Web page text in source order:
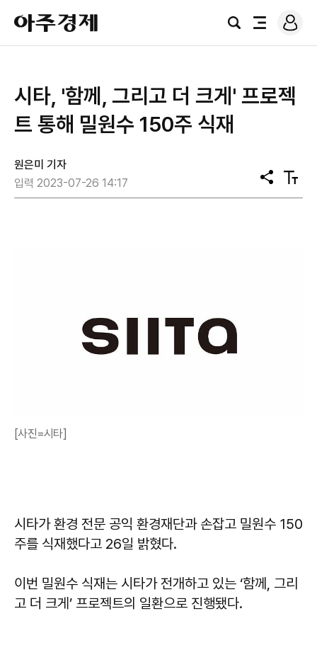
아
주
경
검
전
로
그
시타, '함께, 그리고 더 크게' 프로젝
트 통해 밀원수 150주 식재
원은미 기자
입력 2023-07-26 14:17
공
유
텍
스
[사진=시타]
시타가 환경 전문 공익 환경재단과 손잡고 밀원수 150
주를 식재했다고 26일 밝혔다.
이번 밀원수 식재는 시타가 전개하고 있는 ‘함께, 그리
고 더 크게’ 프로젝트의 일환으로 진행됐다.